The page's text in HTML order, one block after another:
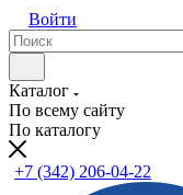
Войти
Каталог
По всему сайту
По каталогу
+7 (342) 206-04-22